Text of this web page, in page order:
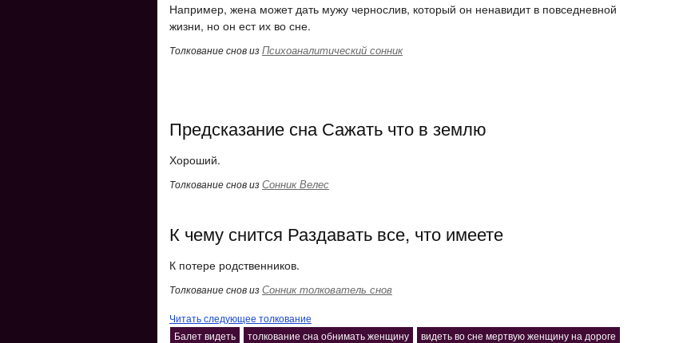
Например, жена может дать мужу чернослив, который он ненавидит в повседневной
жизни, но он ест их во сне.
Толкование снов изПсихоаналитический сонник
Предсказание сна Сажать что в землю
Хороший.
Толкование снов изСонник Велес
К чему снится Раздавать все, что имеете
К потере родственников.
Толкование снов изСонник толкователь снов
Читать следующее толкование
Балет видеть
толкование сна обнимать женщину видеть во сне мертвую женщину на дороге